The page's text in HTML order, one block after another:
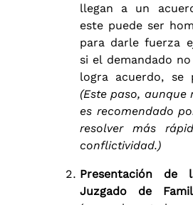
llegan a un
este puede ser
para darle fuerza
si el demandado
logra acuerdo, se
(Este paso,
es recomendado
resolver más
conflictividad.)
Presentación de
Juzgado de